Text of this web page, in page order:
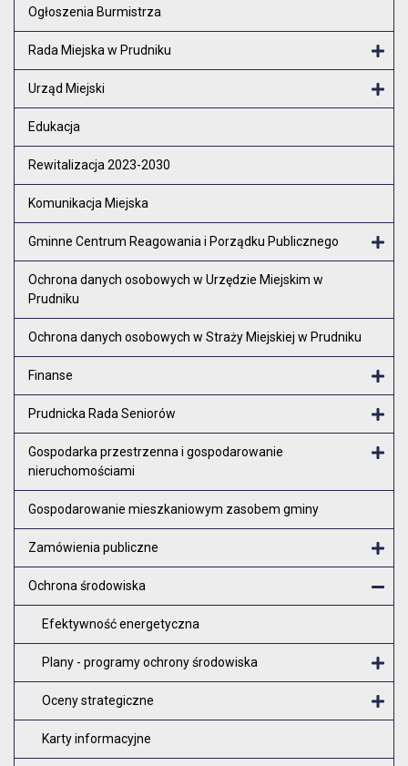
Ogłoszenia Burmistrza
Rada Miejska w Prudniku
Urząd Miejski
Edukacja
Rewitalizacja 2023-2030
Komunikacja Miejska
Gminne Centrum Reagowania i Porządku Publicznego
Ochrona danych osobowych w Urzędzie Miejskim w
Prudniku
Ochrona danych osobowych w Straży Miejskiej w Prudniku
Finanse
Prudnicka Rada Seniorów
Gospodarka przestrzenna i gospodarowanie
nieruchomościami
Gospodarowanie mieszkaniowym zasobem gminy
Zamówienia publiczne
Ochrona środowiska
Efektywność energetyczna
Plany - programy ochrony środowiska
Oceny strategiczne
Karty informacyjne